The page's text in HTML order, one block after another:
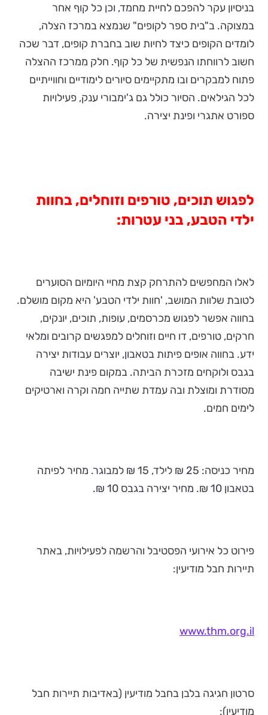
בניסיון עקר להפכם לחיית מחמד, וכן כל קוף אחר
במצוקה. ב"בית ספר לקופים" שנמצא במרכז הצלה,
לומדים הקופים כיצד לחיות שוב בחברת קופים, דבר שכה
חשוב לרווחתו הנפשית של כל קוף. חלק ממרכז ההצלה
פתוח למבקרים ובו מתקיימים סיורים לימודיים וחווייתיים
לכל הגילאים. הסיור כולל גם ג'ימבורי ענק, פעילויות
ספורט אתגרי ופינת יצירה.
לפגוש תוכים, טורפים וזוחלים, בחוות
ילדי הטבע, בני עטרות:
לאלו המחפשים להתרחק קצת מחיי היומיום הסוערים
לטובת שלוות המושב, 'חוות ילדי הטבע' היא מקום מושלם.
בחווה אפשר לפגוש מכרסמים, עופות, תוכים, יונקים,
חרקים, טורפים, דו חיים וזוחלים למפגשים קרובים ומלאי
ידע. בחווה אופים פיתות בטאבון, יוצרים עבודות יצירה
בגבס ולוקחים מזכרת הביתה. במקום פינת ישיבה
מסודרת ומוצלת ובה עמדת שתייה חמה וקרה וארטיקים
לימים חמים.
מחיר כניסה: 25 ₪ לילד, 15 ₪ למבוגר. מחיר לפיתה
בטאבון 10 ₪. מחיר יצירה בגבס 10 ₪.
פירוט כל אירועי הפסטיבל והרשמה לפעילויות, באתר
תיירות חבל מודיעין:
www.thm.org.il
סרטון חגיגה בלבן בחבל מודיעין (באדיבות תיירות חבל
מודיעין):